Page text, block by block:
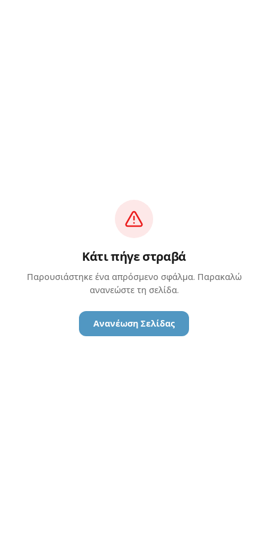
Κάτι πήγε στραβά
Παρουσιάστηκε ένα απρόσμενο σφάλμα. Παρακαλώ
ανανεώστε τη σελίδα.
Ανανέωση Σελίδας